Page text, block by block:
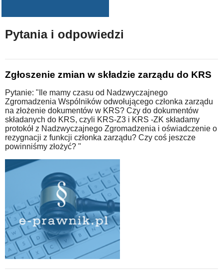
Pytania i odpowiedzi
Zgłoszenie zmian w składzie zarządu do KRS
Pytanie: "Ile mamy czasu od Nadzwyczajnego
Zgromadzenia Wspólników odwołującego członka zarządu
na złożenie dokumentów w KRS? Czy do dokumentów
składanych do KRS, czyli KRS-Z3 i KRS -ZK składamy
protokół z Nadzwyczajnego Zgromadzenia i oświadczenie o
rezygnacji z funkcji członka zarządu? Czy coś jeszcze
powinniśmy złożyć? "